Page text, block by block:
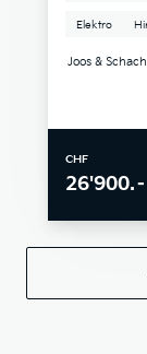
Elektro
Joos &
CHF
26'900.–